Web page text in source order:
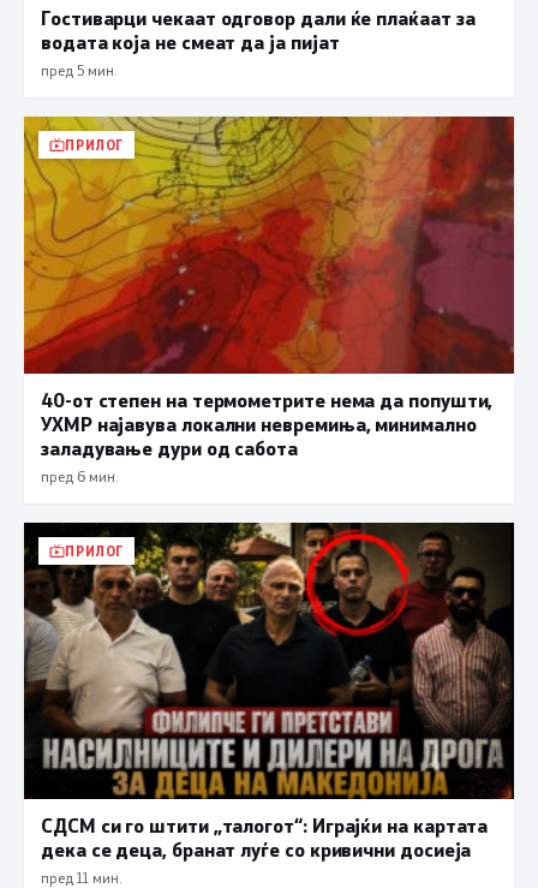
Гостиварци чекаат одговор дали ќе плаќаат за
водата која не смеат да ја пијат
пред 5 мин.
ПРИЛОГ
40-от степен на термометрите нема да попушти,
УХМР најавува локални невремиња, минимално
заладување дури од сабота
пред 6 мин.
ПРИЛОГ
СДСМ си го штити „талогот“: Играјќи на картата
дека се деца, бранат луѓе со кривични досиеја
пред 11 мин.